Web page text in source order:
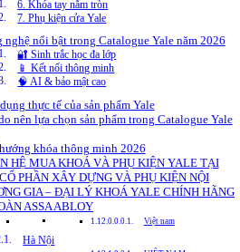
6. Khóa tay nắm tròn
7. Phụ kiện cửa Yale
nghệ nổi bật trong Catalogue Yale năm 2026
🔐 Sinh trắc học đa lớp
📱 Kết nối thông minh
🧠 AI & bảo mật cao
thực tế của sản phẩm Yale
nên lựa chọn sản phẩm trong Catalogue Yale
khóa thông minh 2026
HỆ MUA KHOÁ VÀ PHỤ KIỆN YALE TẠI
PHẦN XÂY DỰNG VÀ PHỤ KIỆN NỘI
GIA – ĐẠI LÝ KHOÁ YALE CHÍNH HÃNG
ASSA ABLOY
Việt nam
Hà Nội